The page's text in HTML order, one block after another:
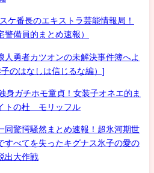
ケ番長のエキストラ芸能情報局！
警備員的まとめ速報）
人勇者カツオンの未解決事件簿へよ
のはなしは信じるな編）]
ガチホモ童貞！女装子オネエ的ま
トの杜 モリッフル
同驚愕騒然まとめ速報！超氷河期世
すべてを失ったキグナス氷子の愛の
出大作戦